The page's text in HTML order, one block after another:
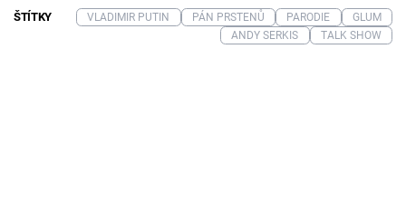
ŠTÍTKY VLADIMIR PUTIN PÁN PRSTENŮ PARODIE
GLUM
ANDY SERKIS
TALK SHOW